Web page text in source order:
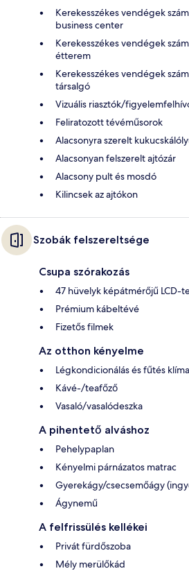
Kerekesszékes vendégek
business center
Kerekesszékes vendégek
étterem
Kerekesszékes vendégek
társalgó
Vizuális riasztók/
Feliratozott tévéműsorok
Alacsonyra szerelt
Alacsonyan felszerelt ajtózár
Alacsony pult és mosdó
Kilincsek az ajtókon
Szobák felszereltsége
Csupa szórakozás
47 hüvelyk képátmérőjű LCD-
Prémium kábeltévé
Fizetős filmek
Az otthon kényelme
Légkondicionálás és fűtés
Kávé-/teafőző
Vasaló/vasalódeszka
A pihentető alváshoz
Pehelypaplan
Kényelmi párnázatos matrac
Gyerekágy/csecsemőágy
Ágynemű
A felfrissülés kellékei
Privát fürdőszoba
Mély merülőkád